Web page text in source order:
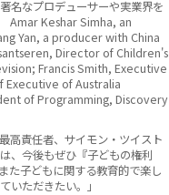
名なプロデューサーや実業界を
Amar Keshar Simha, an
Yan, a producer with China
Director of Children's
Francis Smith, Executive
Executive of Australia
of Programming, Discovery
高責任者、サイモン・ツイスト
、今後もぜひ『子どもの権利
た子どもに関する教育的で楽し
いただきたい。」